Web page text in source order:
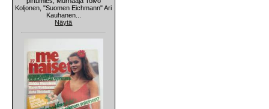
Koljonen, "Suomen Eichmann" Ari
Kauhanen...
Näytä